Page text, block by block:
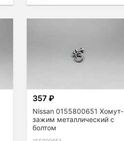
357 ₽
Nissan 0155800651 Хомут-
зажим металлический с
болтом